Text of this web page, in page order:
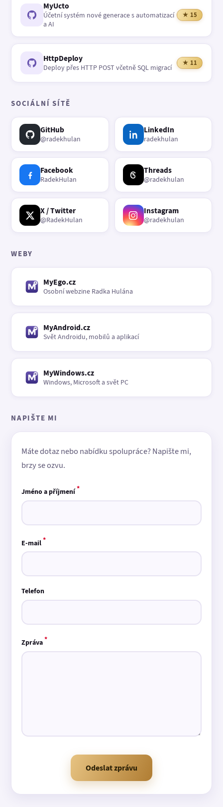
MyUcto
Účetní systém nové generace s automatizací
a AI
★ 15
HttpDeploy
Deploy přes HTTP POST včetně SQL migrací
★ 11
SOCIÁLNÍ SÍTĚ
GitHub
@radekhulan
LinkedIn
radekhulan
Facebook
RadekHulan
Threads
@radekhulan
X / Twitter
@RadekHulan
Instagram
@radekhulan
WEBY
MyEgo.cz
Osobní webzine Radka Hulána
MyAndroid.cz
Svět Androidu, mobilů a aplikací
MyWindows.cz
Windows, Microsoft a svět PC
NAPIŠTE MI
Máte dotaz nebo nabídku spolupráce? Napište mi,
brzy se ozvu.
Jméno a příjmení*
E-mail*
Telefon
Zpráva*
Odeslat zprávu